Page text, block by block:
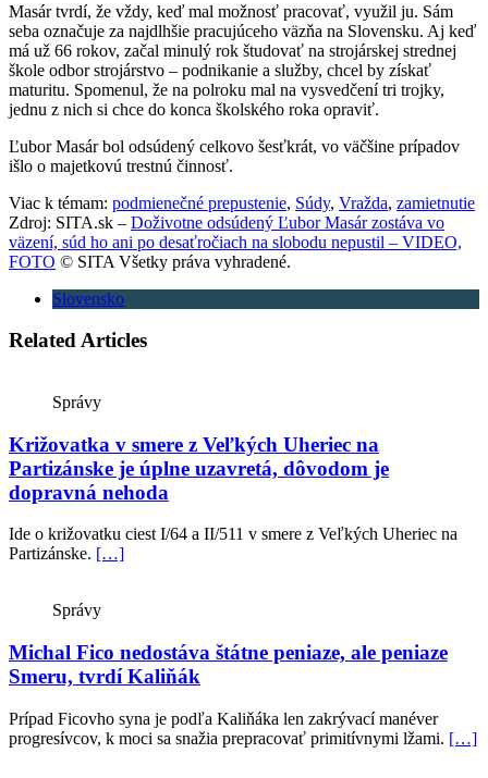
Masár tvrdí, že vždy, keď mal možnosť pracovať, využil ju. Sám
seba označuje za najdlhšie pracujúceho väzňa na Slovensku. Aj keď
má už 66 rokov, začal minulý rok študovať na strojárskej strednej
škole odbor strojárstvo – podnikanie a služby, chcel by získať
maturitu. Spomenul, že na polroku mal na vysvedčení tri trojky,
jednu z nich si chce do konca školského roka opraviť.
Ľubor Masár bol odsúdený celkovo šesťkrát, vo väčšine prípadov
išlo o majetkovú trestnú činnosť.
Viac k témam: podmienečné prepustenie, Súdy, Vražda, zamietnutie
Zdroj: SITA.sk – Doživotne odsúdený Ľubor Masár zostáva vo
väzení, súd ho ani po desaťročiach na slobodu nepustil – VIDEO,
FOTO © SITA Všetky práva vyhradené.
Slovensko
Related Articles
Správy
Križovatka v smere z Veľkých Uheriec na
Partizánske je úplne uzavretá, dôvodom je
dopravná nehoda
Ide o križovatku ciest I/64 a II/511 v smere z Veľkých Uheriec na
Partizánske. […]
Správy
Michal Fico nedostáva štátne peniaze, ale peniaze
Smeru, tvrdí Kaliňák
Prípad Ficovho syna je podľa Kaliňáka len zakrývací manéver
progresívcov, k moci sa snažia prepracovať primitívnymi lžami. […]